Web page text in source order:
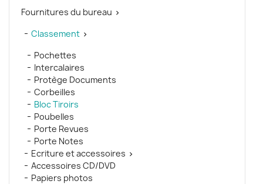
Fournitures du bureau 
Classement 
Pochettes
Intercalaires
Protège Documents
Corbeilles
Bloc Tiroirs
Poubelles
Porte Revues
Porte Notes
Ecriture et accessoires 
Accessoires CD/DVD
Papiers photos